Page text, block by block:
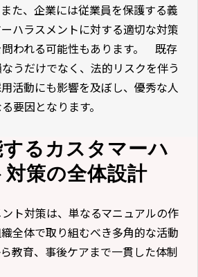
た、企業には従業員を保護する義
ハラスメントに対する適切な対策
われる可能性もあります。 既存
うだけでなく、法的リスクを伴う
活動にも影響を及ぼし、優秀な人
要因となります。
るカスタマーハ
策の全体設計
ト対策は、単なるマニュアルの作
全体で取り組むべき多角的な活動
教育、事後ケアまで一貫した体制